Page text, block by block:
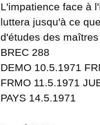
L'impatience face à
luttera jusqu'à ce
d'études des
BREC 288
DEMO 10.5.1971
FRMO 11.5.1971
PAYS 14.5.1971